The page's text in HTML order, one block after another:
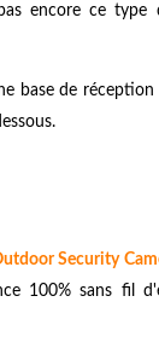
encore ce type
base de
Security
100% sans fil